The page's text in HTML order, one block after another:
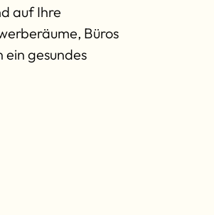
auf Ihre
Büros
gesundes